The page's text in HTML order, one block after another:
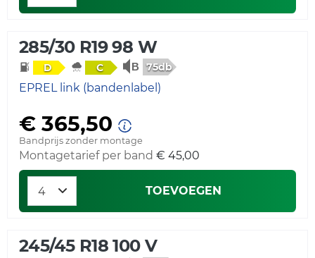
285/30 R19 98 W
D C 75db
EPREL link (bandenlabel)
€ 365,50
Bandprijs zonder montage
Montagetarief per band € 45,00
TOEVOEGEN
245/45 R18 100 V